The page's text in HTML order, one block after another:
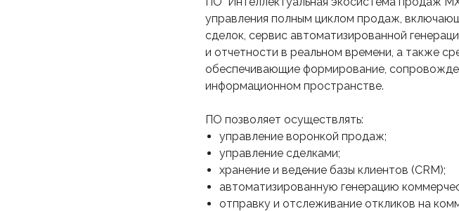
управления полным циклом продаж,
сделок, сервис автоматизированной
и отчетности в реальном времени, а также
обеспечивающие формирование,
информационном пространстве.
ПО позволяет осуществлять:
управление воронкой продаж;
управление сделками;
хранение и ведение базы клиентов (CRM);
автоматизированную генерацию
отправку и отслеживание откликов на